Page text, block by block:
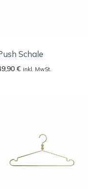
Schale
€ inkl. MwSt.